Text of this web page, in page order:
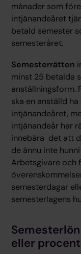
månader som
intjänandeåret
betald semester
semesteråret.
Semesterrätten
minst 25 betalda
anställningsform.
ska en anställd
intjänandeåret,
intjänandeår har
innebära det att
de ännu inte
Arbetsgivare och
semesterdagar
semesterlagens
eller